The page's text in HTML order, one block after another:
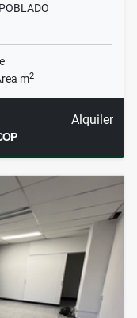
m2
Alquiler